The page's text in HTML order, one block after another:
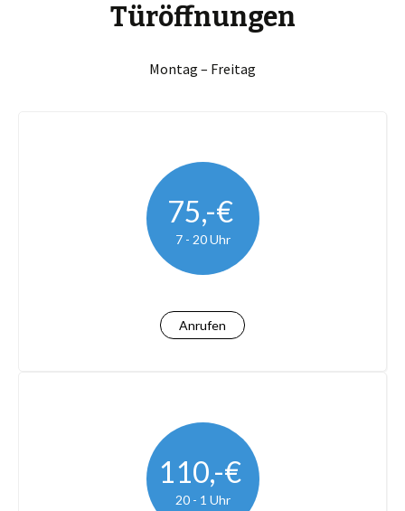
Türöffnungen
Montag – Freitag
75,-€
7 - 20 Uhr
Anrufen
110,-€
20 - 1 Uhr